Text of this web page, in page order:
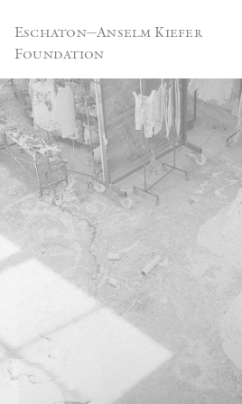
Eschaton—Anselm Kiefer
Foundation